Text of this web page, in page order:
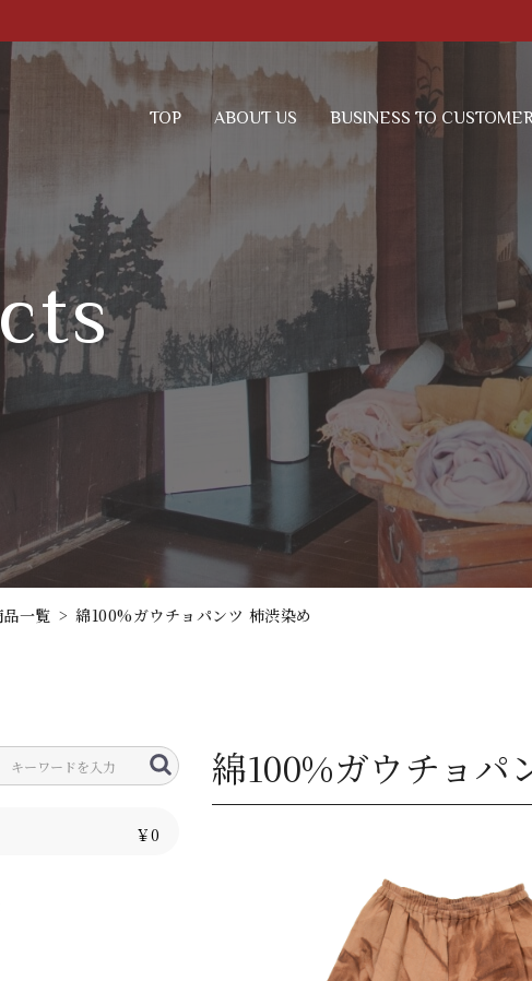
TOP ABOUT US BUSINESS TO
品一覧 > 綿100%ガウチョパンツ 柿渋染め
￥0
綿100%ガウチョパ